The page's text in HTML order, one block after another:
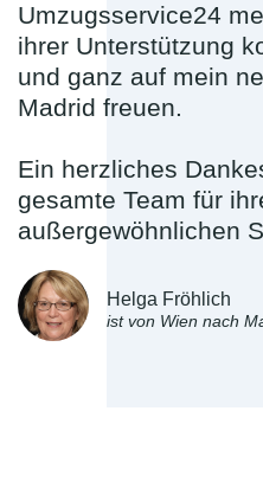
Umzugsservice24
ihrer Unterstützung
und ganz auf mein
Madrid freuen.
Ein herzliches
gesamte Team für
außergewöhnlichen
Helga Fröhlich
ist von Wien nach